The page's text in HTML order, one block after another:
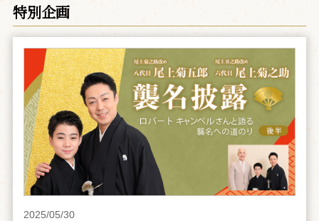
特別企画
2025/05/30